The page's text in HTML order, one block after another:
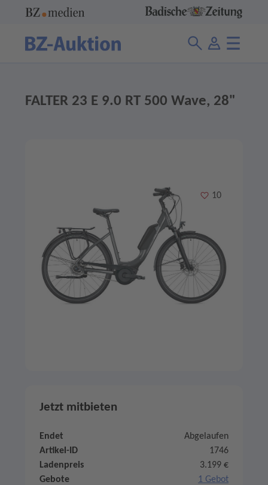
FALTER 23 E 9.0 RT 500 Wave, 28"
Merken
10
Jetzt mitbieten
Endet
Abgelaufen
Artikel-ID
1746
Ladenpreis
3.199 €
Gebote
1 Gebot